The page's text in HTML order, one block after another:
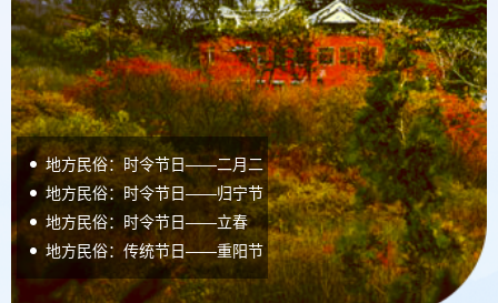
百里奚修城报恩
“惠我南黎”之来由
朔里的传说
“相山”是怎样来的